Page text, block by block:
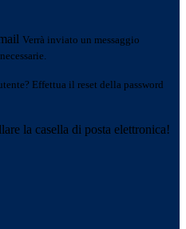
Verrà inviato un messaggio
Effettua il reset della password
la casella di posta elettronica!